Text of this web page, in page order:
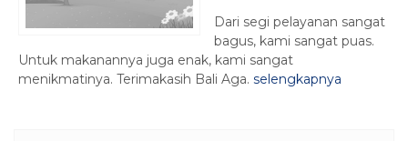
Dari segi pelayanan sangat
bagus, kami sangat puas.
Untuk makanannya juga enak, kami sangat
menikmatinya. Terimakasih Bali Aga. selengkapnya